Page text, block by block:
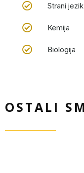
Strani jezik
Kemija
Biologija
OSTALI